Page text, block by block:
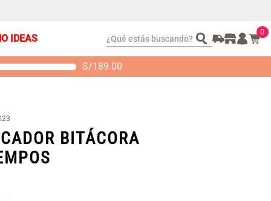
IDEAS ¿Qué estás buscando? 0
S/189.00
BITÁCORA